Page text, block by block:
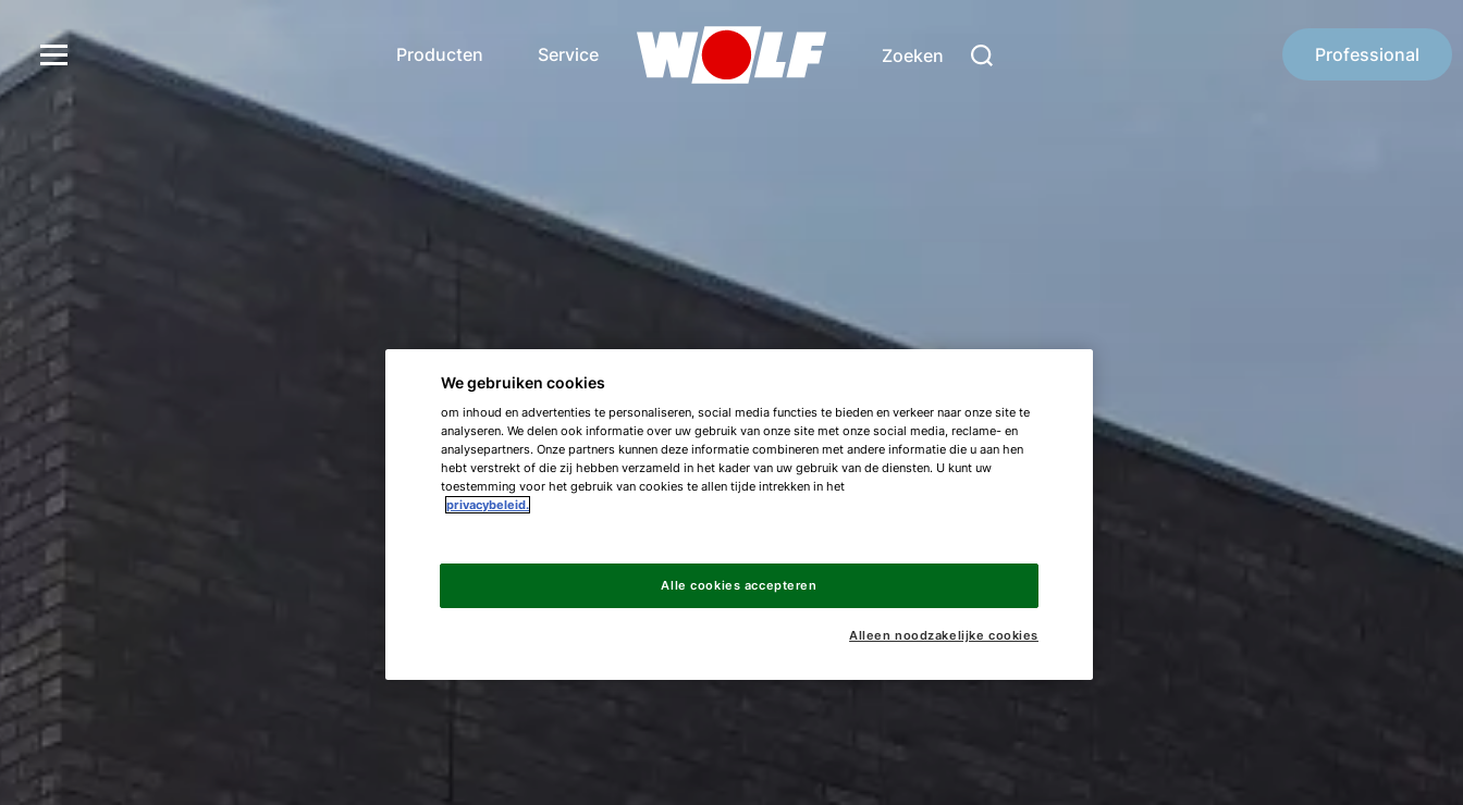
Producten Service Zoeken Professional
We gebruiken cookies
om inhoud en advertenties te personaliseren, social media functies te bieden en verkeer naar onze site te
analyseren. We delen ook informatie over uw gebruik van onze site met onze social media, reclame- en
analysepartners. Onze partners kunnen deze informatie combineren met andere informatie die u aan hen
hebt verstrekt of die zij hebben verzameld in het kader van uw gebruik van de diensten. U kunt uw
toestemming voor het gebruik van cookies te allen tijde intrekken in het
privacybeleid.
Alleen noodzakelijke cookies
Alle cookies accepteren